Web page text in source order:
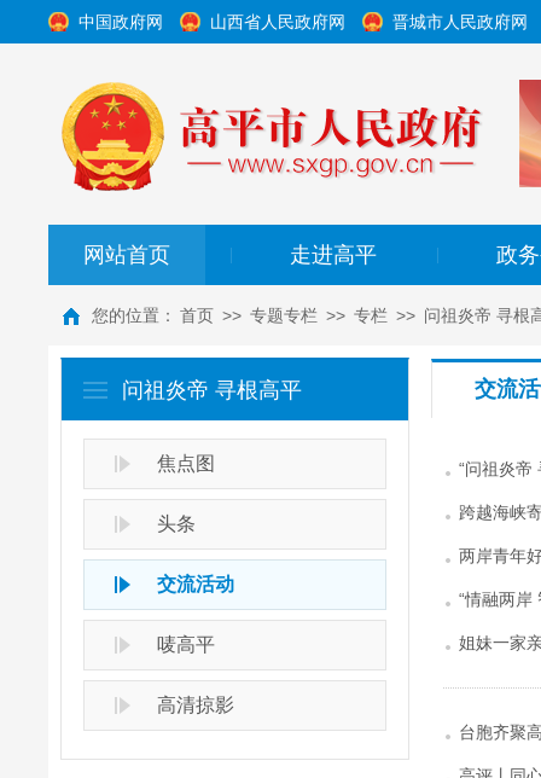
中国政府网 山西省人民政府网 晋城市人民政府网
网站首页 走进高平 政
您的位置： 首页 >> 专题专栏 >> 专栏 >> 问祖炎帝 寻根
问祖炎帝 寻根高平
焦点图
头条
交流活动
唛高平
高清掠影
交流
“问祖炎帝
跨越海峡
两岸青年
“情融两岸
姐妹一家
台胞齐聚